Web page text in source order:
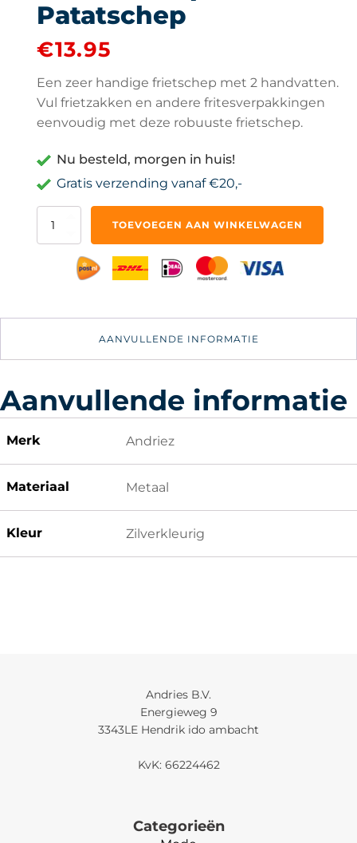
Patatschep
€13.95
Een zeer handige frietschep met 2 handvatten.
Vul frietzakken en andere fritesverpakkingen
eenvoudig met deze robuuste frietschep.
Nu besteld, morgen in huis!
Gratis verzending vanaf €20,-
Frietschep
Afvulschep
aantal
TOEVOEGEN AAN WINKELWAGEN
AANVULLENDE INFORMATIE
Aanvullende informatie
Merk Andriez
Materiaal Metaal
Kleur Zilverkleurig
Andries B.V.
Energieweg 9
3343LE Hendrik ido ambacht
KvK: 66224462
Categorieën